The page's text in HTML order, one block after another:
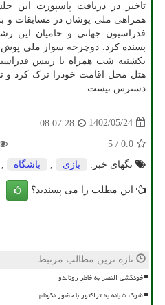
تاخیر در دریافت پاسپورت این
همراهی ملی پوشان در مسابقات و
فدراسیون جهانی و حامیان این
بسنده کرد. دوچرخه سوار ملی پوش
یکشنبه شب همراه با رییس
هتل محل اقامت خودرا ترک کرد و
دسترس نیست.
1402/05/24
08:07:28
0.0
/
5
تگهای خبر:
بازی باشگاه
این مطلب را می پسندید؟
تازه ترین مطالب مرتبط
خودکشی النصر به خاطر رونالدو
شوک شبانه به تراکتور با حضور نکونام